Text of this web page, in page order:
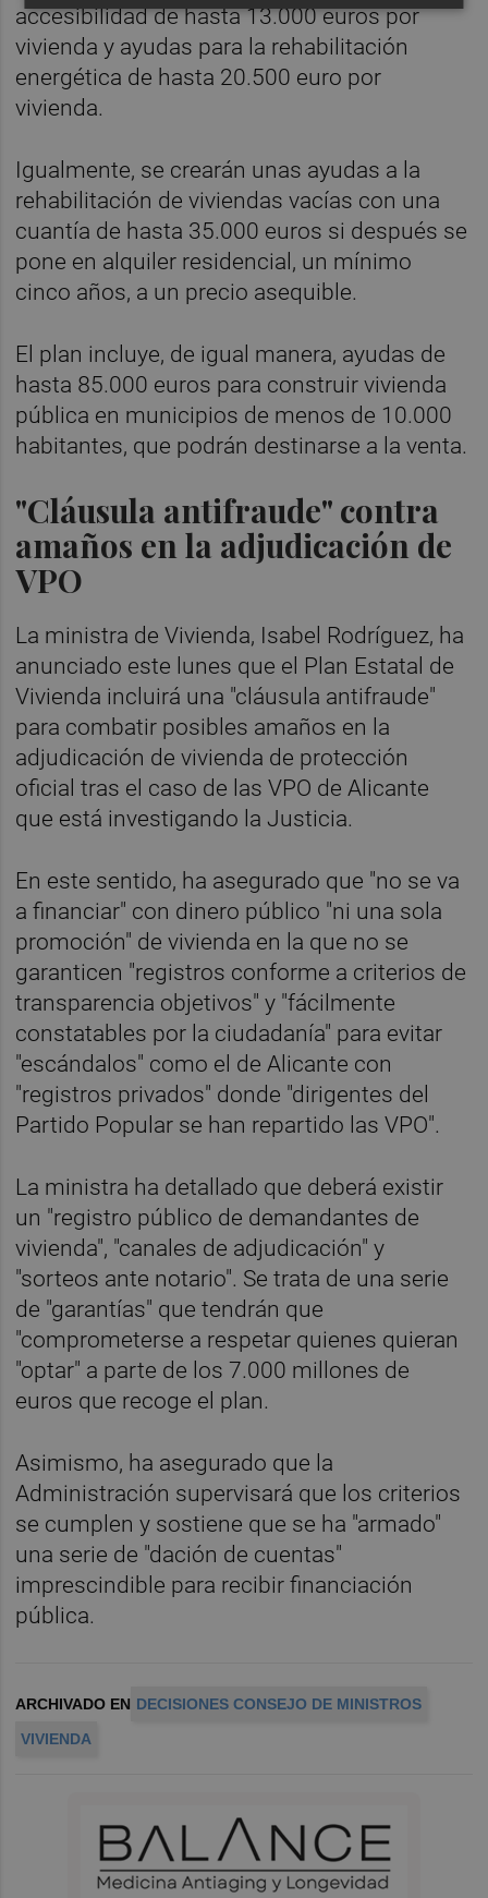
accesibilidad de hasta 13.000 euros por
vivienda y ayudas para la rehabilitación
energética de hasta 20.500 euro por
vivienda.
Igualmente, se crearán unas ayudas a la
rehabilitación de viviendas vacías con una
cuantía de hasta 35.000 euros si después se
pone en alquiler residencial, un mínimo
cinco años, a un precio asequible.
El plan incluye, de igual manera, ayudas de
hasta 85.000 euros para construir vivienda
pública en municipios de menos de 10.000
habitantes, que podrán destinarse a la venta.
"Cláusula antifraude" contra
amaños en la adjudicación de
VPO
La ministra de Vivienda, Isabel Rodríguez, ha
anunciado este lunes que el Plan Estatal de
Vivienda incluirá una "cláusula antifraude"
para combatir posibles amaños en la
adjudicación de vivienda de protección
oficial tras el caso de las VPO de Alicante
que está investigando la Justicia.
En este sentido, ha asegurado que "no se va
a financiar" con dinero público "ni una sola
promoción" de vivienda en la que no se
garanticen "registros conforme a criterios de
transparencia objetivos" y "fácilmente
constatables por la ciudadanía" para evitar
"escándalos" como el de Alicante con
"registros privados" donde "dirigentes del
Partido Popular se han repartido las VPO".
La ministra ha detallado que deberá existir
un "registro público de demandantes de
vivienda", "canales de adjudicación" y
"sorteos ante notario". Se trata de una serie
de "garantías" que tendrán que
"comprometerse a respetar quienes quieran
"optar" a parte de los 7.000 millones de
euros que recoge el plan.
Asimismo, ha asegurado que la
Administración supervisará que los criterios
se cumplen y sostiene que se ha "armado"
una serie de "dación de cuentas"
imprescindible para recibir financiación
pública.
ARCHIVADO EN DECISIONES CONSEJO DE MINISTROS
VIVIENDA